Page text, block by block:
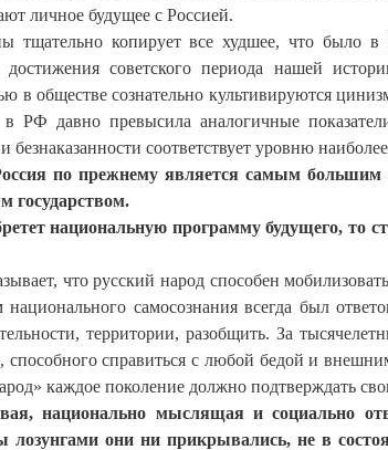
личное будущее с Россией.
тщательно копирует все худшее, что было
достижения советского периода нашей
в обществе сознательно культивируются
РФ давно превысила аналогичные
безнаказанности соответствует уровню
по прежнему является самым
государством.
национальную программу будущего, то
что русский народ способен
самосознания всегда был
территории, разобщить. За
способного справиться с любой бедой и
каждое поколение должно подтверждать
национально мыслящая и социально
они ни прикрывались, не в